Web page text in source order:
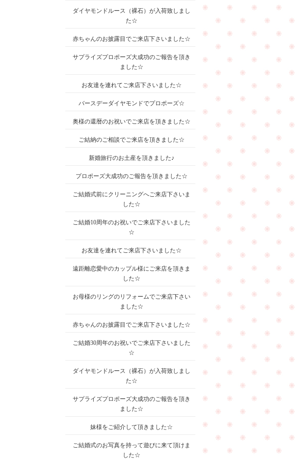
ダイヤモンドルース（裸石）が入荷致しまし
た☆
赤ちゃんのお披露目でご来店下さいました☆
サプライズプロポーズ大成功のご報告を頂き
ました☆
お友達を連れてご来店下さいました☆
バースデーダイヤモンドでプロポーズ☆
奥様の還暦のお祝いでご来店を頂きました☆
ご結納のご相談でご来店を頂きました☆
新婚旅行のお土産を頂きました♪
プロポーズ大成功のご報告を頂きました☆
ご結婚式前にクリーニングへご来店下さいま
した☆
ご結婚10周年のお祝いでご来店下さいました
☆
お友達を連れてご来店下さいました☆
遠距離恋愛中のカップル様にご来店を頂きま
した☆
お母様のリングのリフォームでご来店下さい
ました☆
赤ちゃんのお披露目でご来店下さいました☆
ご結婚30周年のお祝いでご来店下さいました
☆
ダイヤモンドルース（裸石）が入荷致しまし
た☆
サプライズプロポーズ大成功のご報告を頂き
ました☆
妹様をご紹介して頂きました☆
ご結婚式のお写真を持って遊びに来て頂けま
した☆